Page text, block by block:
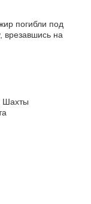
погибли под
врезавшись на
Шахты